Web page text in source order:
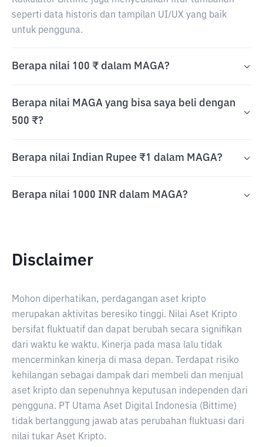
seperti data historis dan tampilan UI/UX yang baik
untuk pengguna.
Berapa nilai 100 ₹ dalam MAGA?
Berapa nilai MAGA yang bisa saya beli dengan
500 ₹?
Berapa nilai Indian Rupee ₹1 dalam MAGA?
Berapa nilai 1000 INR dalam MAGA?
Disclaimer
Mohon diperhatikan, perdagangan aset kripto
merupakan aktivitas beresiko tinggi. Nilai Aset Kripto
bersifat fluktuatif dan dapat berubah secara signifikan
dari waktu ke waktu. Kinerja pada masa lalu tidak
mencerminkan kinerja di masa depan. Terdapat risiko
kehilangan sebagai dampak dari membeli dan menjual
aset kripto dan sepenuhnya keputusan independen dari
pengguna. PT Utama Aset Digital Indonesia (Bittime)
tidak bertanggung jawab atas perubahan fluktuasi dari
nilai tukar Aset Kripto.